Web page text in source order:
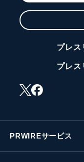
プレス
プレス
PRWIREサービス